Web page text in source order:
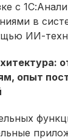
с
в
ИИ-
опыт